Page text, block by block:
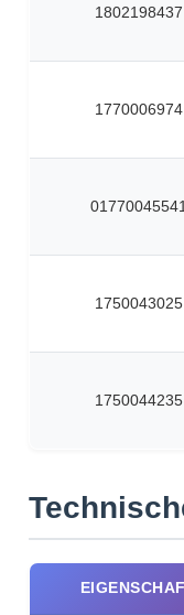
1802198437
1770006974
01770045541
1750043025
1750044235